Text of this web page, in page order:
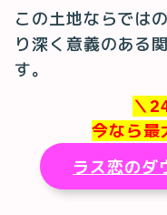
この土地ならでは
り深く意義のある
す。
＼
今なら最
ラス恋のダ